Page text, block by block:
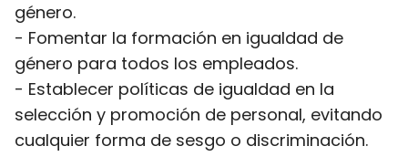
género.
- Fomentar la formación en igualdad de
género para todos los empleados.
- Establecer políticas de igualdad en la
selección y promoción de personal, evitando
cualquier forma de sesgo o discriminación.